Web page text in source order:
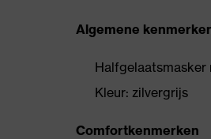
Algemene
Kleur: zilvergrijs
Comfortkenmerken